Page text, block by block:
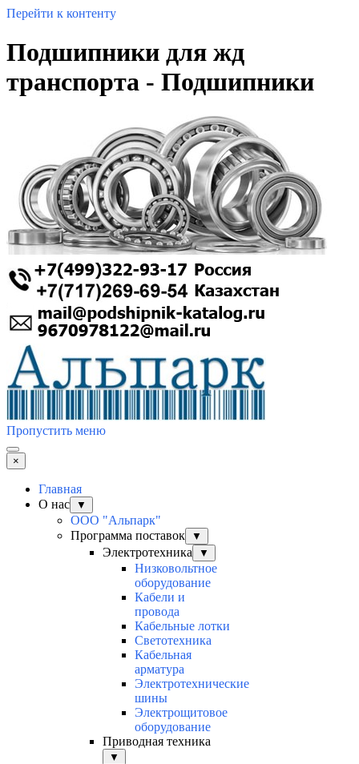
Перейти к контенту
Подшипники для жд
транспорта - Подшипники
Пропустить меню
×
Главная
О нас
▼
ООО "Альпарк"
Программа поставок
▼
Электротехника ▼
Низковольтное
оборудование
Кабели и
провода
Кабельные лотки
Светотехника
Кабельная
арматура
Электротехнические
шины
Электрощитовое
оборудование
Приводная техника
▼